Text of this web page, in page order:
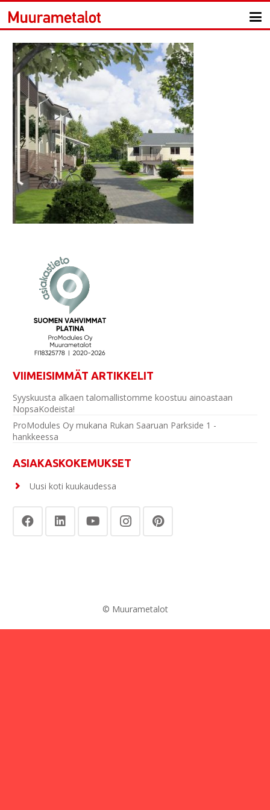
VIIMEISIMMÄT ARTIKKELIT
Syyskuusta alkaen talomallistomme koostuu ainoastaan
NopsaKodeista!
ProModules Oy mukana Rukan Saaruan Parkside 1 -
hankkeessa
ASIAKASKOKEMUKSET
Uusi koti kuukaudessa
© Muurametalot